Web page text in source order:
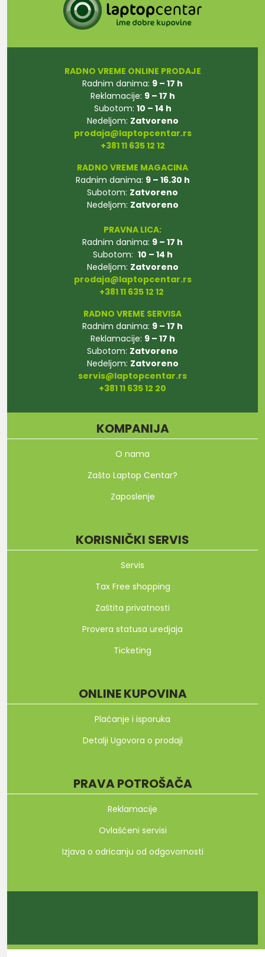
RADNO VREME ONLINE PRODAJE
Radnim danima: 9 – 17 h
Reklamacije: 9 – 17 h
Subotom: 10 – 14 h
Nedeljom: Zatvoreno
prodaja@laptopcentar.rs
+381 11 635 12 12
RADNO VREME MAGACINA
Radnim danima: 9 – 16.30 h
Subotom: Zatvoreno
Nedeljom: Zatvoreno
PRAVNA LICA:
Radnim danima: 9 – 17 h
Subotom: 10 – 14 h
Nedeljom: Zatvoreno
prodaja@laptopcentar.rs
+381 11 635 12 12
RADNO VREME SERVISA
Radnim danima: 9 – 17 h
Reklamacije: 9 – 17 h
Subotom: Zatvoreno
Nedeljom: Zatvoreno
servis@laptopcentar.rs
+381 11 635 12 20
KOMPANIJA
O nama
Zašto Laptop Centar?
Zaposlenje
KORISNIČKI SERVIS
Servis
Tax Free shopping
Zaštita privatnosti
Provera statusa uredjaja
Ticketing
ONLINE KUPOVINA
Plaćanje i isporuka
Detalji Ugovora o prodaji
PRAVA POTROŠAČA
Reklamacije
Ovlašćeni servisi
Izjava o odricanju od odgovornosti